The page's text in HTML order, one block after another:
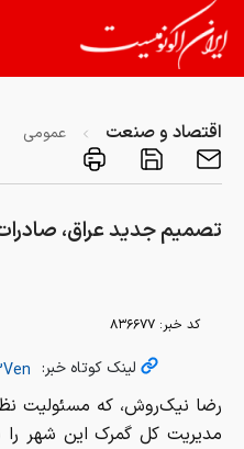
اقتصاد و صنعت عمومی
تصمیم جدید عراق،
کد خبر: ۸۳۶۶۷۷
لینک کوتاه خبر:
رضا نیک‌روش، که مسئولیت
مدیریت کل گمرک این شهر را